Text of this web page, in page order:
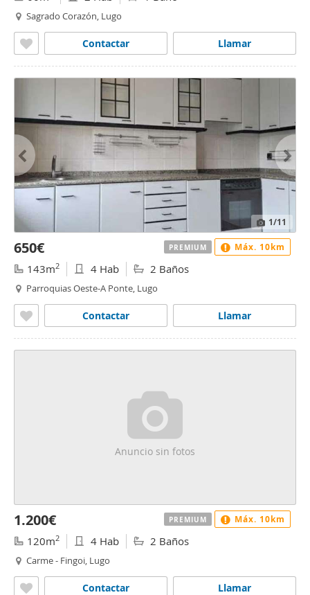
Sagrado Corazón, Lugo
Llamar
Contactar
1/11
650€
143m2 4 Hab 2 Baños
Parroquias Oeste-A Ponte, Lugo
Llamar
Contactar
PREMIUM Máx. 10km
Anuncio sin fotos
1.200€
120m2 4 Hab 2 Baños
Carme - Fingoi, Lugo
Llamar
Contactar
PREMIUM Máx. 10km